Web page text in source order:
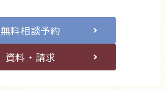
無料相談予約
資料・請求